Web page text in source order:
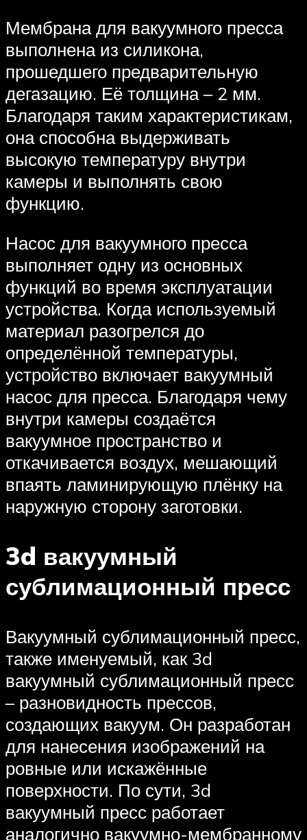
Мембрана для вакуумного пресса
выполнена из силикона,
прошедшего предварительную
дегазацию. Её толщина – 2 мм.
Благодаря таким характеристикам,
она способна выдерживать
высокую температуру внутри
камеры и выполнять свою
функцию.
Насос для вакуумного пресса
выполняет одну из основных
функций во время эксплуатации
устройства. Когда используемый
материал разогрелся до
определённой температуры,
устройство включает вакуумный
насос для пресса. Благодаря чему
внутри камеры создаётся
вакуумное пространство и
откачивается воздух, мешающий
впаять ламинирующую плёнку на
наружную сторону заготовки.
3d вакуумный
сублимационный пресс
Вакуумный сублимационный пресс,
также именуемый, как 3d
вакуумный сублимационный пресс
– разновидность прессов,
создающих вакуум. Он разработан
для нанесения изображений на
ровные или искажённые
поверхности. По сути, 3d
вакуумный пресс работает
аналогично вакуумно-мембранному